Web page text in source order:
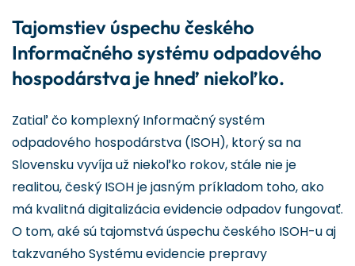
Tajomstiev úspechu českého
Informačného systému odpadového
hospodárstva je hneď niekoľko.
Zatiaľ čo komplexný Informačný systém
odpadového hospodárstva (ISOH), ktorý sa na
Slovensku vyvíja už niekoľko rokov, stále nie je
realitou, český ISOH je jasným príkladom toho, ako
má kvalitná digitalizácia evidencie odpadov fungovať.
O tom, aké sú tajomstvá úspechu českého ISOH-u aj
takzvaného Systému evidencie prepravy